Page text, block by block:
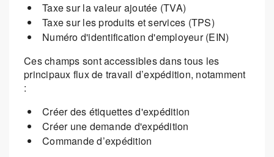
Taxe sur la valeur ajoutée (TVA)
Taxe sur les produits et services (TPS)
Numéro d'identification d'employeur (EIN)
Ces champs sont accessibles dans tous les
principaux flux de travail d’expédition, notamment
:
Créer des étiquettes d'expédition
Créer une demande d'expédition
Commande d’expédition